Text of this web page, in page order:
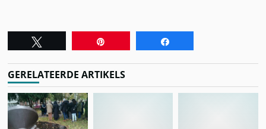
GERELATEERDE ARTIKELS